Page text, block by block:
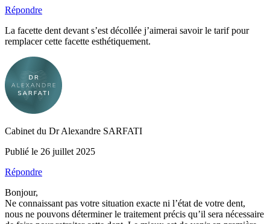
Répondre
La facette dent devant s’est décollée j’aimerai savoir le tarif pour
remplacer cette facette esthétiquement.
Cabinet du Dr Alexandre SARFATI
Publié le 26 juillet 2025
Répondre
Bonjour,
Ne connaissant pas votre situation exacte ni l’état de votre dent,
nous ne pouvons déterminer le traitement précis qu’il sera nécessaire